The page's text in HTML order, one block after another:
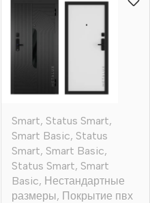
Smart, Status Smart,
Smart Basic, Status
Smart, Smart Basic,
Status Smart, Smart
Basic, Нестандартные
размеры, Покрытие пвх